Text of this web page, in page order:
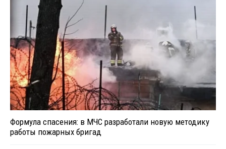
Формула спасения: в МЧС разработали новую методику
работы пожарных бригад